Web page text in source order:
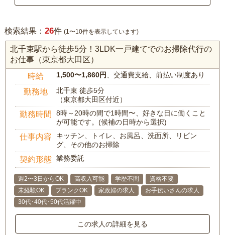
検索結果： 26件 (1〜10件を表示しています)
北千束駅から徒歩5分！3LDK一戸建てでのお掃除代行の
お仕事（東京都大田区）
時給 1,500〜1,860円 、交通費支給、前払い制度あり
勤務地
北千束 徒歩5分
（東京都大田区付近）
勤務時間
8時～20時の間で1時間〜、好きな日に働くこと
が可能です。(候補の日時から選択)
仕事内容
キッチン、トイレ、お風呂、洗面所、リビン
グ、その他のお掃除
契約形態 業務委託
週2〜3日からOK 高収入可能 学歴不問
資格不要
未経験OK
ブランクOK 家政婦の求人
お手伝いさんの求人
30代･40代･50代活躍中
この求人の詳細を見る